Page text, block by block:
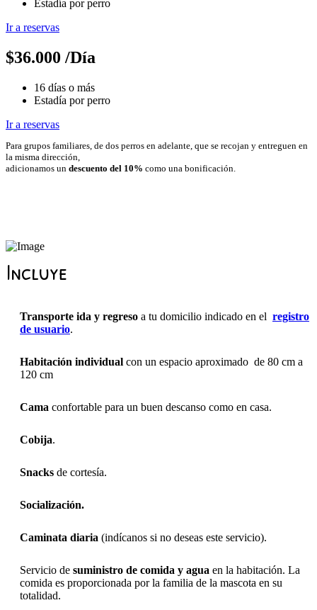
Estadía por perro
Ir a reservas
$36.000 /Día
16 días o más
Estadía por perro
Ir a reservas
Para grupos familiares, de dos perros en adelante, que se recojan y entreguen en
la misma dirección,
adicionamos un descuento del 10% como una bonificación.
Incluye
Transporte ida y regreso a tu domicilio indicado en el registro
de usuario.
Habitación individual con un espacio aproximado de 80 cm a
120 cm
Cama confortable para un buen descanso como en casa.
Cobija.
Snacks de cortesía.
Socialización.
Caminata diaria (indícanos si no deseas este servicio).
Servicio de suministro de comida y agua en la habitación. La
comida es proporcionada por la familia de la mascota en su
totalidad.